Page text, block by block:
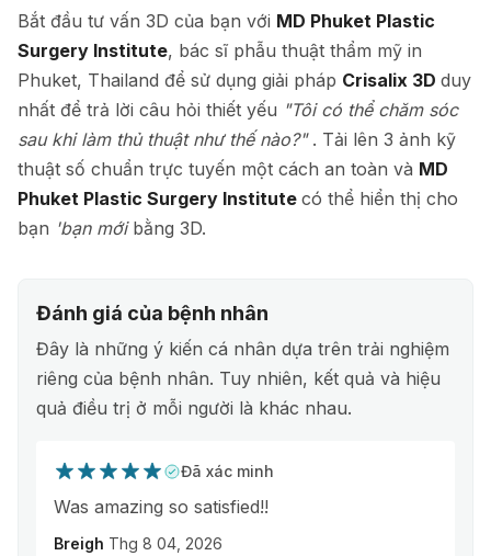
Bắt đầu tư vấn 3D của bạn với MD Phuket Plastic
Surgery Institute, bác sĩ phẫu thuật thẩm mỹ in
Phuket, Thailand để sử dụng giải pháp Crisalix 3D duy
nhất để trả lời câu hỏi thiết yếu "Tôi có thể chăm sóc
sau khi làm thủ thuật như thế nào?" . Tải lên 3 ảnh kỹ
thuật số chuẩn trực tuyến một cách an toàn và MD
Phuket Plastic Surgery Institute có thể hiển thị cho
bạn 'bạn mới bằng 3D.
Đánh giá của bệnh nhân
Đây là những ý kiến cá nhân dựa trên trải nghiệm
riêng của bệnh nhân. Tuy nhiên, kết quả và hiệu
quả điều trị ở mỗi người là khác nhau.
Đã xác minh
Was amazing so satisfied!!
Breigh Thg 8 04, 2026